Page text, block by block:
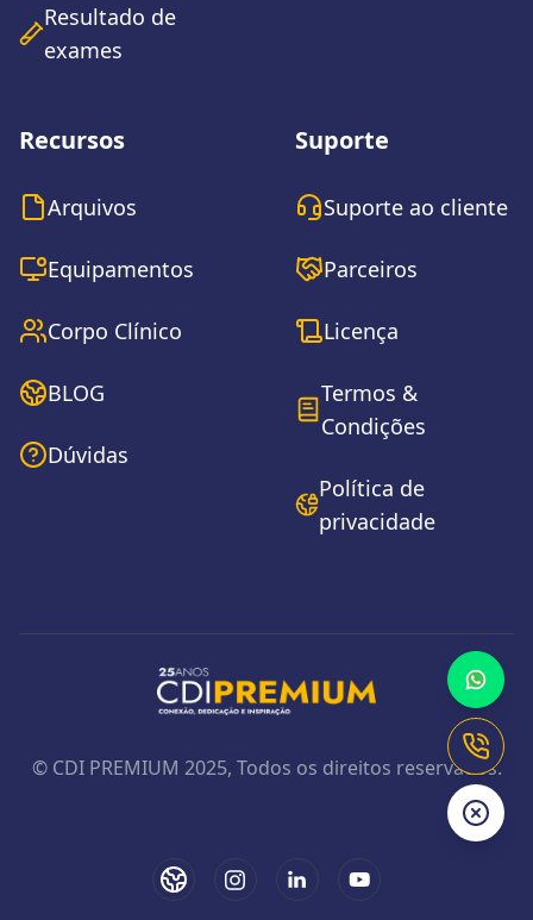
Resultado de
exames
Recursos
Arquivos
Equipamentos
Corpo Clínico
BLOG
Dúvidas
Suporte
Suporte ao cliente
Parceiros
Licença
Termos &
Condições
Política de
privacidade
© CDI PREMIUM 2025, Todos os direitos reservados.
Fale
Ligar